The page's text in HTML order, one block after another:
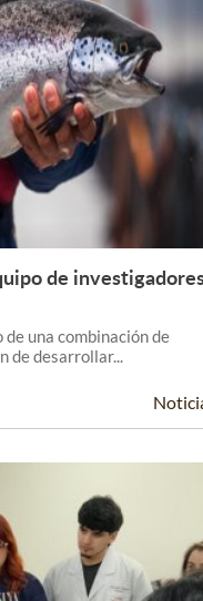
Leer Más +
de
una combinación de
de desarrollar...